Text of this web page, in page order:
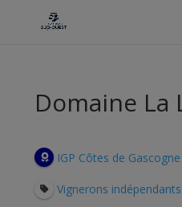
Domaine La
IGP Côtes de Gascogne
Vignerons indépendants